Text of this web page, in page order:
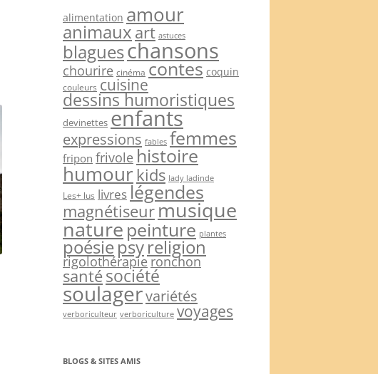
alimentation amour
animauxart astuces
blagueschansons
chourire cinéma contes coquin
couleurs cuisine
dessins humoristiques
devinettes enfants
expressions fables femmes
fripon frivole histoire
humour kids lady ladinde
Les+ lus livreslégendes
magnétiseurmusique
naturepeinture plantes
poésiepsyreligion
rigolothérapieronchon
santésociété
soulagervariétés
verboriculteur verboriculture voyages
BLOGS & SITES AMIS